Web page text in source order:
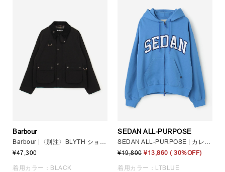
Barbour
¥47,300
着用カラー：BLACK
SEDAN ALL-PURPOSE
¥19,800 ¥13,860 ( 30%OFF)
着用カラー：LTBLUE